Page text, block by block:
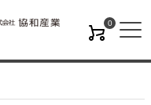
0